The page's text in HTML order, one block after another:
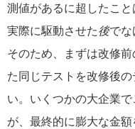
測値があるに超したこ
実際に駆動させた後でな
そのため、まずは改修
た同じテストを改修後
い。いくつかの大企業
が、最終的に膨大な金額